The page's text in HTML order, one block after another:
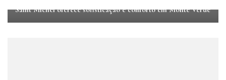
Saint Michel oferece sofisticação e conforto em Monte Verde